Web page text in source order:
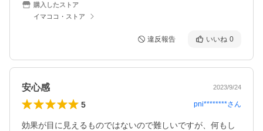
購入したストア
イマココ・ストア
違反報告 いいね 0
安心感 2023/9/24
5 pni********さん
効果が目に見えるものではないので難しいですが、何もし